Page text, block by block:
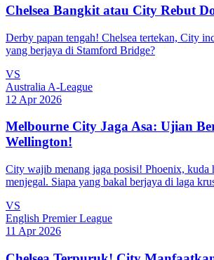
Chelsea Bangkit atau City Rebut
Derby papan tengah! Chelsea tertekan, City
yang berjaya di Stamford Bridge?
VS
Australia A-League
12 Apr 2026
Melbourne City Jaga Asa: Ujian
Wellington!
City wajib menang jaga posisi! Phoenix, kuda
menjegal. Siapa yang bakal berjaya di laga
VS
English Premier League
11 Apr 2026